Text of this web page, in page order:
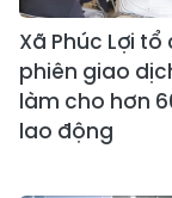
Xã Phúc Lợi tổ
phiên giao
làm cho hơn
lao động